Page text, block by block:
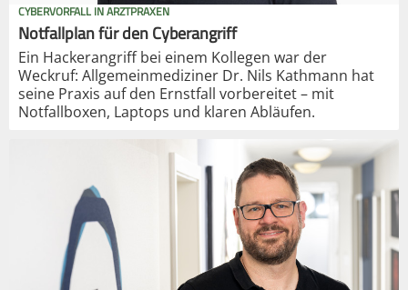
CYBERVORFALL IN ARZTPRAXEN
Notfallplan für den Cyberangriff
Ein Hackerangriff bei einem Kollegen war der
Weckruf: Allgemeinmediziner Dr. Nils Kathmann hat
seine Praxis auf den Ernstfall vorbereitet – mit
Notfallboxen, Laptops und klaren Abläufen.